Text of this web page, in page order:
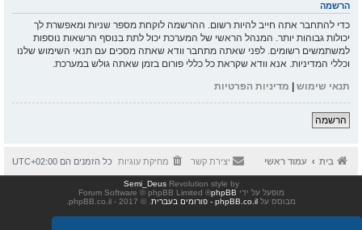
הרשמה
כדי להתחבר אתה חייב להיות רשום. ההרשמה לוקחת מספר שניות ומאפשרת לך
יכולות גבוהות יותר. המנהל הראשי של המערכת יכול לתת בנוסף הרשאות נוספות
למשתמשים רשומים. לפני שאתה מתחבר וודא שאתה מסכים עם תנאי השימוש שלנו
וכללי המדיניות. אנא וודא שקראת כל כללי פורום בזמן שאתה גולש במערכת.
תנאי שימוש | מדיניות הפרטיות
הרשמה
בית עמוד ראשי כל הזמנים הם UTC+02:00 מחיקת עוגיות יצירת קשר
Revolution style by
Semi_Deus
מופעל על ידי phpBB
® Forum Software © phpBB Limited
מבוסס על phpBB.co.il - פורומים בעברית . © 2017 - phpBB.co.il.